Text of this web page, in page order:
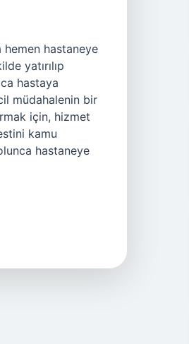
hemen hastaneye
yatırılıp
hastaya
müdahalenin bir
için, hizmet
kamu
hastaneye